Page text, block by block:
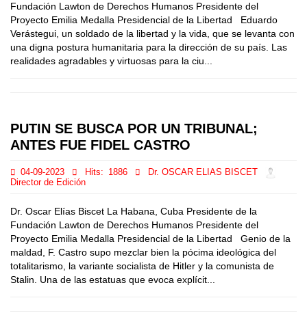
Fundación Lawton de Derechos Humanos Presidente del
Proyecto Emilia Medalla Presidencial de la Libertad Eduardo
Verástegui, un soldado de la libertad y la vida, que se levanta con
una digna postura humanitaria para la dirección de su país. Las
realidades agradables y virtuosas para la ciu...
PUTIN SE BUSCA POR UN TRIBUNAL;
ANTES FUE FIDEL CASTRO
04-09-2023 Hits: 1886
Dr. OSCAR ELIAS BISCET
Director de Edición
Dr. Oscar Elías Biscet La Habana, Cuba Presidente de la
Fundación Lawton de Derechos Humanos Presidente del
Proyecto Emilia Medalla Presidencial de la Libertad Genio de la
maldad, F. Castro supo mezclar bien la pócima ideológica del
totalitarismo, la variante socialista de Hitler y la comunista de
Stalin. Una de las estatuas que evoca explícit...